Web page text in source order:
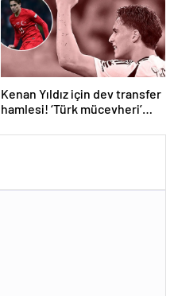
Kenan Yıldız için dev transfer
hamlesi! ‘Türk mücevheri’
duyurdular…